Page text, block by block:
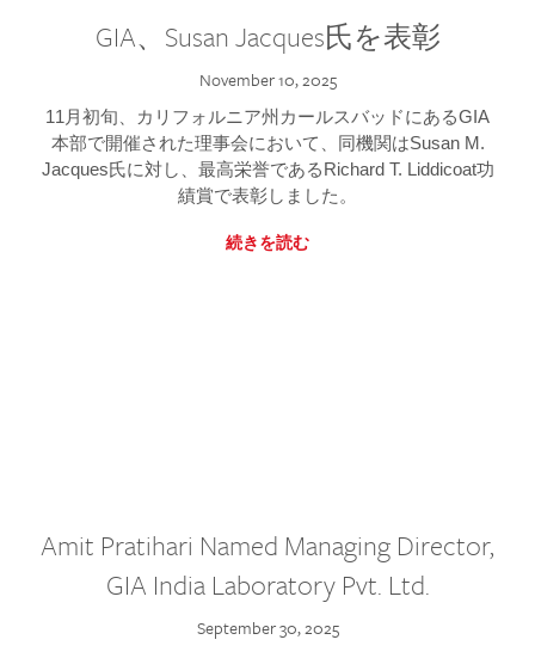
GIA、Susan Jacques氏を表彰
November 10, 2025
11月初旬、カリフォルニア州カールスバッドにあるGIA
本部で開催された理事会において、同機関はSusan M.
Jacques氏に対し、最高栄誉であるRichard T. Liddicoat功
績賞で表彰しました。
続きを読む
Amit Pratihari Named Managing Director,
GIA India Laboratory Pvt. Ltd.
September 30, 2025